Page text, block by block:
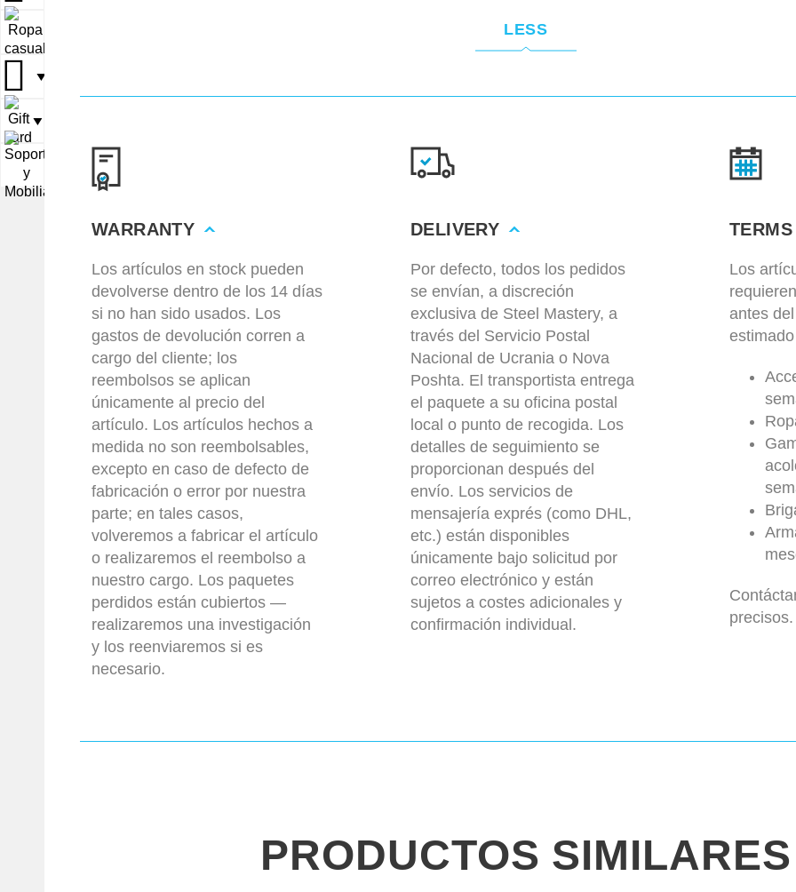
▼
▼
LESS
WARRANTY
Los artículos en stock pueden
devolverse dentro de los 14 días
si no han sido usados. Los
gastos de devolución corren a
cargo del cliente; los
reembolsos se aplican
únicamente al precio del
artículo. Los artículos hechos a
medida no son reembolsables,
excepto en caso de defecto de
fabricación o error por nuestra
parte; en tales casos,
volveremos a fabricar el artículo
o realizaremos el reembolso a
nuestro cargo. Los paquetes
perdidos están cubiertos —
realizaremos una investigación
y los reenviaremos si es
necesario.
DELIVERY
Por defecto, todos los pedidos
se envían, a discreción
exclusiva de Steel Mastery, a
través del Servicio Postal
Nacional de Ucrania o Nova
Poshta. El transportista entrega
el paquete a su oficina postal
local o punto de recogida. Los
detalles de seguimiento se
proporcionan después del
envío. Los servicios de
mensajería exprés (como DHL,
etc.) están disponibles
únicamente bajo solicitud por
correo electrónico y están
sujetos a costes adicionales y
confirmación individual.
TERMS
Los
antes
precisos.
PRODUCTOS SIMILARES